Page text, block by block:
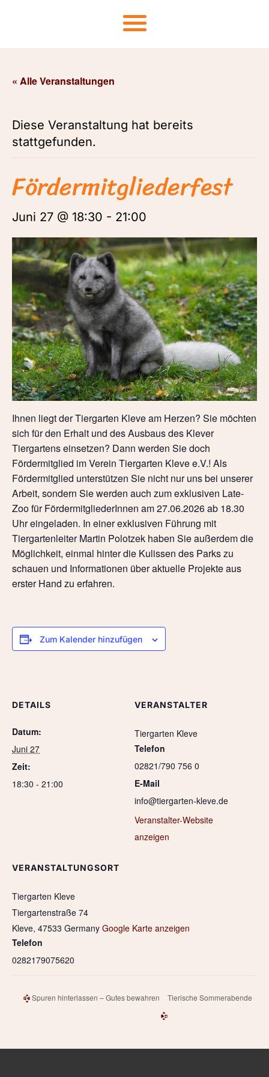
« Alle Veranstaltungen
Diese Veranstaltung hat bereits
stattgefunden.
Fördermitgliederfest
Juni 27 @ 18:30 - 21:00
Ihnen liegt der Tiergarten Kleve am Herzen? Sie möchten
sich für den Erhalt und des Ausbaus des Klever
Tiergartens einsetzen? Dann werden Sie doch
Fördermitglied im Verein Tiergarten Kleve e.V.! Als
Fördermitglied unterstützen Sie nicht nur uns bei unserer
Arbeit, sondern Sie werden auch zum exklusiven Late-
Zoo für FördermitgliederInnen am 27.06.2026 ab 18.30
Uhr eingeladen. In einer exklusiven Führung mit
Tiergartenleiter Martin Polotzek haben Sie außerdem die
Möglichkeit, einmal hinter die Kulissen des Parks zu
schauen und Informationen über aktuelle Projekte aus
erster Hand zu erfahren.
Zum Kalender hinzufügen
DETAILS
Datum:
Juni 27
Zeit:
18:30 - 21:00
VERANSTALTUNGSORT
Tiergarten Kleve
Tiergartenstraße 74
Kleve, 47533 Germany Google Karte anzeigen
Telefon
0282179075620
VERANSTALTER
Tiergarten Kleve
Telefon
02821/790 756 0
E-Mail
info@tiergarten-kleve.de
Veranstalter-Website
anzeigen
Spuren hinterlassen – Gutes bewahren Tierische Sommerabende